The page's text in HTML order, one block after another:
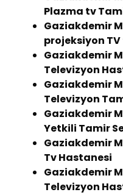
Plazma tv
Gaziakdemir
projeksiyon
Gaziakdemir
Televizyon
Gaziakdemir
Televizyon
Gaziakdemir
Yetkili Tamir
Gaziakdemir
Tv Hastanesi
Gaziakdemir
Televizyon